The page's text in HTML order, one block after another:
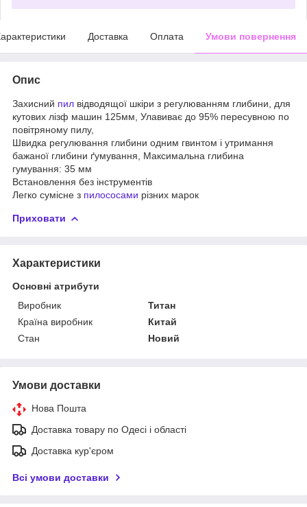
Доставка Оплата Умови повернення
Опис
Захисний пил відводящої шкіри з регулюванням глибини, для
кутових лізф машин 125мм, Улавиває до 95% пересувною по
повітряному пилу,
Швидка регулювання глибини одним гвинтом і утримання
бажаної глибини ґумування, Максимальна глибина
гумування: 35 мм
Встановлення без інструментів
Легко сумісне з пилососами різних марок
Приховати
Характеристики
Основні атрибути
Виробник
Титан
Країна виробник
Китай
Стан
Новий
Умови доставки
Нова Пошта
Доставка товару по Одесі і області
Доставка кур'єром
Всі умови доставки